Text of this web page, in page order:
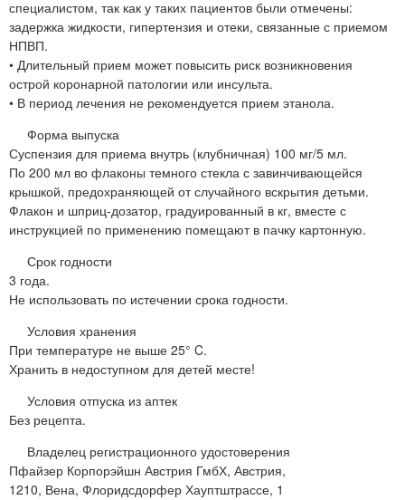
специалистом, так как у таких пациентов были отмечены:
задержка жидкости, гипертензия и отеки, связанные с приемом
НПВП.
• Длительный прием может повысить риск возникновения
острой коронарной патологии или инсульта.
• В период лечения не рекомендуется прием этанола.
Форма выпуска
Суспензия для приема внутрь (клубничная) 100 мг/5 мл.
По 200 мл во флаконы темного стекла с завинчивающейся
крышкой, предохраняющей от случайного вскрытия детьми.
Флакон и шприц-дозатор, градуированный в кг, вместе с
инструкцией по применению помещают в пачку картонную.
Срок годности
3 года.
Не использовать по истечении срока годности.
Условия хранения
При температуре не выше 25° C.
Хранить в недоступном для детей месте!
Условия отпуска из аптек
Без рецепта.
Владелец регистрационного удостоверения
Пфайзер Корпорэйшн Австрия ГмбХ, Австрия,
1210, Вена, Флоридсдорфер Хауптштрассе, 1